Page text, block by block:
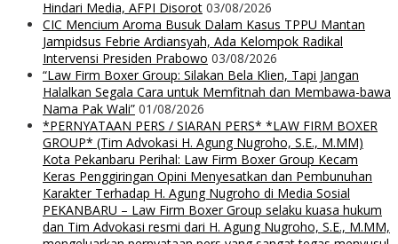
Hindari Media, AFPI Disorot 03/08/2026
CIC Mencium Aroma Busuk Dalam Kasus TPPU Mantan
Jampidsus Febrie Ardiansyah, Ada Kelompok Radikal
Intervensi Presiden Prabowo 03/08/2026
“Law Firm Boxer Group: Silakan Bela Klien, Tapi Jangan
Halalkan Segala Cara untuk Memfitnah dan Membawa-bawa
Nama Pak Wali” 01/08/2026
*PERNYATAAN PERS / SIARAN PERS* *LAW FIRM BOXER
GROUP* (Tim Advokasi H. Agung Nugroho, S.E., M.MM)
Kota Pekanbaru Perihal: Law Firm Boxer Group Kecam
Keras Penggiringan Opini Menyesatkan dan Pembunuhan
Karakter Terhadap H. Agung Nugroho di Media Sosial
PEKANBARU – Law Firm Boxer Group selaku kuasa hukum
dan Tim Advokasi resmi dari H. Agung Nugroho, S.E., M.MM,